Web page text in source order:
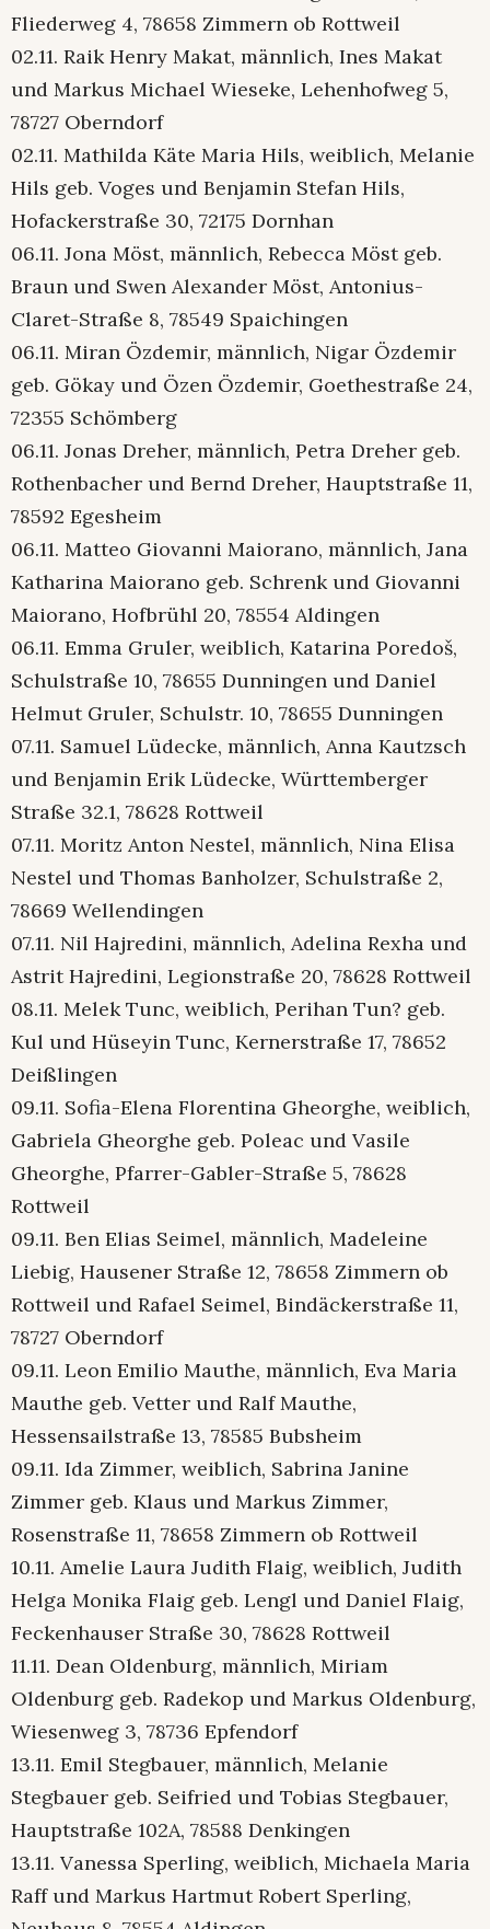
Fliederweg 4, 78658 Zimmern ob Rottweil
02.11. Raik Henry Makat, männlich, Ines Makat
und Markus Michael Wieseke, Lehenhofweg 5,
78727 Oberndorf
02.11. Mathilda Käte Maria Hils, weiblich, Melanie
Hils geb. Voges und Benjamin Stefan Hils,
Hofackerstraße 30, 72175 Dornhan
06.11. Jona Möst, männlich, Rebecca Möst geb.
Braun und Swen Alexander Möst, Antonius-
Claret-Straße 8, 78549 Spaichingen
06.11. Miran Özdemir, männlich, Nigar Özdemir
geb. Gökay und Özen Özdemir, Goethestraße 24,
72355 Schömberg
06.11. Jonas Dreher, männlich, Petra Dreher geb.
Rothenbacher und Bernd Dreher, Hauptstraße 11,
78592 Egesheim
06.11. Matteo Giovanni Maiorano, männlich, Jana
Katharina Maiorano geb. Schrenk und Giovanni
Maiorano, Hofbrühl 20, 78554 Aldingen
06.11. Emma Gruler, weiblich, Katarina Poredoš,
Schulstraße 10, 78655 Dunningen und Daniel
Helmut Gruler, Schulstr. 10, 78655 Dunningen
07.11. Samuel Lüdecke, männlich, Anna Kautzsch
und Benjamin Erik Lüdecke, Württemberger
Straße 32.1, 78628 Rottweil
07.11. Moritz Anton Nestel, männlich, Nina Elisa
Nestel und Thomas Banholzer, Schulstraße 2,
78669 Wellendingen
07.11. Nil Hajredini, männlich, Adelina Rexha und
Astrit Hajredini, Legionstraße 20, 78628 Rottweil
08.11. Melek Tunc, weiblich, Perihan Tun? geb.
Kul und Hüseyin Tunc, Kernerstraße 17, 78652
Deißlingen
09.11. Sofia-Elena Florentina Gheorghe, weiblich,
Gabriela Gheorghe geb. Poleac und Vasile
Gheorghe, Pfarrer-Gabler-Straße 5, 78628
Rottweil
09.11. Ben Elias Seimel, männlich, Madeleine
Liebig, Hausener Straße 12, 78658 Zimmern ob
Rottweil und Rafael Seimel, Bindäckerstraße 11,
78727 Oberndorf
09.11. Leon Emilio Mauthe, männlich, Eva Maria
Mauthe geb. Vetter und Ralf Mauthe,
Hessensailstraße 13, 78585 Bubsheim
09.11. Ida Zimmer, weiblich, Sabrina Janine
Zimmer geb. Klaus und Markus Zimmer,
Rosenstraße 11, 78658 Zimmern ob Rottweil
10.11. Amelie Laura Judith Flaig, weiblich, Judith
Helga Monika Flaig geb. Lengl und Daniel Flaig,
Feckenhauser Straße 30, 78628 Rottweil
11.11. Dean Oldenburg, männlich, Miriam
Oldenburg geb. Radekop und Markus Oldenburg,
Wiesenweg 3, 78736 Epfendorf
13.11. Emil Stegbauer, männlich, Melanie
Stegbauer geb. Seifried und Tobias Stegbauer,
Hauptstraße 102A, 78588 Denkingen
13.11. Vanessa Sperling, weiblich, Michaela Maria
Raff und Markus Hartmut Robert Sperling,